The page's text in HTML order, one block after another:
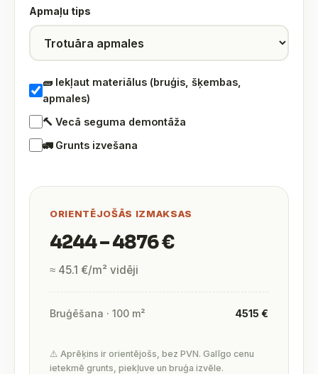
Apmaļu tips
🧱 Iekļaut materiālus (bruģis, šķembas,
apmales)
🔨 Vecā seguma demontāža
🚛 Grunts izvešana
ORIENTĒJOŠĀS IZMAKSAS
4244 – 4876 €
≈ 45.1 €/m² vidēji
Bruģēšana · 100 m² 4515 €
⚠️ Aprēķins ir orientējošs, bez PVN. Galīgo cenu
ietekmē grunts, piekļuve un bruģa izvēle.